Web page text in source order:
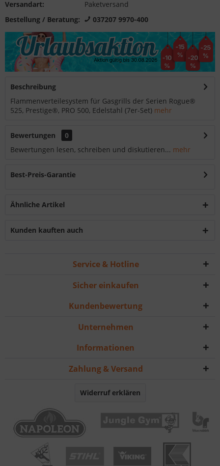
Versandart:
Paketversand
Bestellung / Beratung:
037207 9970-400
Beschreibung
Flammenverteilesystem für Gasgrills der Serien Rogue®
525, Prestige®, PRO 500, Edelstahl (7er-Set) mehr
Bewertungen
0
Bewertungen lesen, schreiben und diskutieren... mehr
Best-Preis-Garantie
Ähnliche Artikel
Kunden kauften auch
Service & Hotline
Sicher einkaufen
Kundenbewertung
Unternehmen
Informationen
Zahlung & Versand
Widerruf erklären